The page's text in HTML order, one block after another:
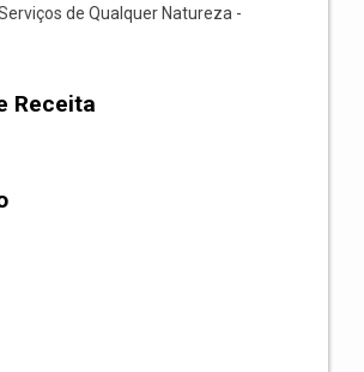
de Qualquer Natureza -
Receita